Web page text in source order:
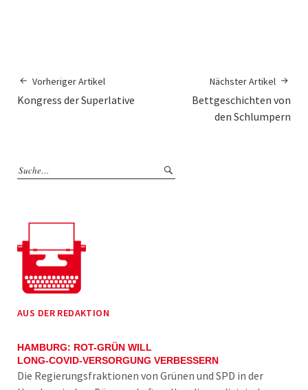
Vorheriger Artikel
Kongress der Superlative
Nächster Artikel
Bettgeschichten von
den Schlumpern
AUS DER REDAKTION
HAMBURG: ROT-GRÜN WILL
LONG-COVID-VERSORGUNG VERBESSERN
Die Regierungsfraktionen von Grünen und SPD in der